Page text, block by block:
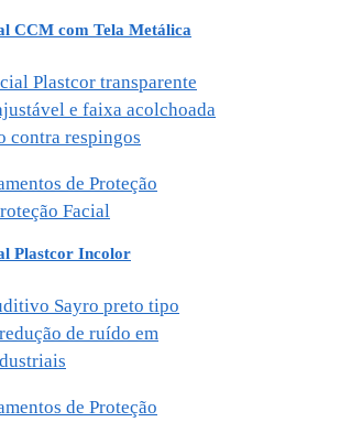
CCM com Tela Metálica
de Proteção
Facial
Plastcor Incolor
de Proteção